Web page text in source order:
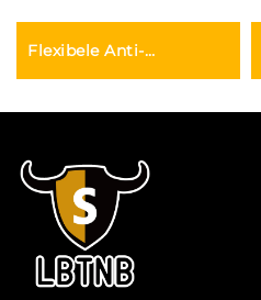
Flexibele Anti-
botsgordel